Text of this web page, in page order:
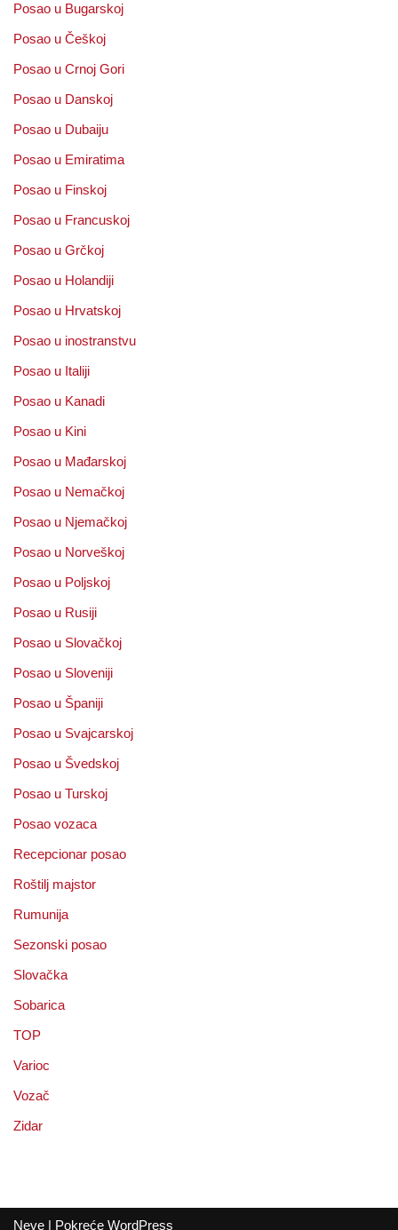
Posao u Bugarskoj
Posao u Češkoj
Posao u Crnoj Gori
Posao u Danskoj
Posao u Dubaiju
Posao u Emiratima
Posao u Finskoj
Posao u Francuskoj
Posao u Grčkoj
Posao u Holandiji
Posao u Hrvatskoj
Posao u inostranstvu
Posao u Italiji
Posao u Kanadi
Posao u Kini
Posao u Mađarskoj
Posao u Nemačkoj
Posao u Njemačkoj
Posao u Norveškoj
Posao u Poljskoj
Posao u Rusiji
Posao u Slovačkoj
Posao u Sloveniji
Posao u Španiji
Posao u Svajcarskoj
Posao u Švedskoj
Posao u Turskoj
Posao vozaca
Recepcionar posao
Roštilj majstor
Rumunija
Sezonski posao
Slovačka
Sobarica
TOP
Varioc
Vozač
Zidar
Neve | Pokreće WordPress